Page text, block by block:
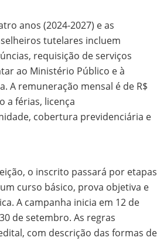
anos (2024-2027) e as
tutelares incluem
requisição de serviços
ao Ministério Público e à
A remuneração mensal é de R$
a férias, licença
cobertura previdenciária e
o inscrito passará por etapas
curso básico, prova objetiva e
A campanha inicia em 12 de
de setembro. As regras
com descrição das formas de